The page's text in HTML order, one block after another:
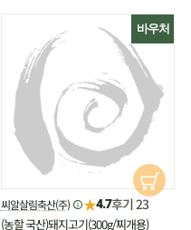
바우처
씨알살림축산(주) ★4.7후기 23
(농할 국산)돼지고기(300g/찌개용)